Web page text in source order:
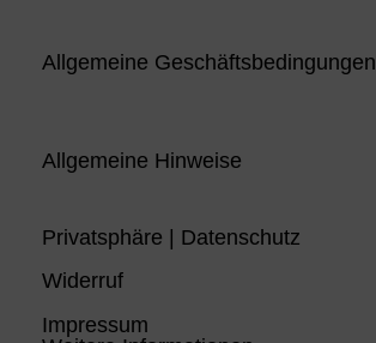
Allgemeine Geschäftsbedingungen
Allgemeine Hinweise
Privatsphäre | Datenschutz
Widerruf
Impressum